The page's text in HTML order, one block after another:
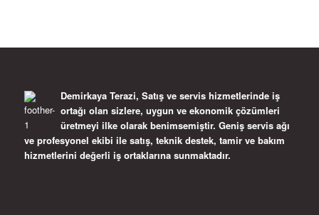
Demirkaya Terazi, Satış ve servis hizmetlerinde iş
ortağı olan sizlere, uygun ve ekonomik çözümleri
üretmeyi ilke olarak benimsemiştir. Geniş servis ağı
ve profesyonel ekibi ile satış, teknik destek, tamir ve bakım
hizmetlerini değerli iş ortaklarına sunmaktadır.